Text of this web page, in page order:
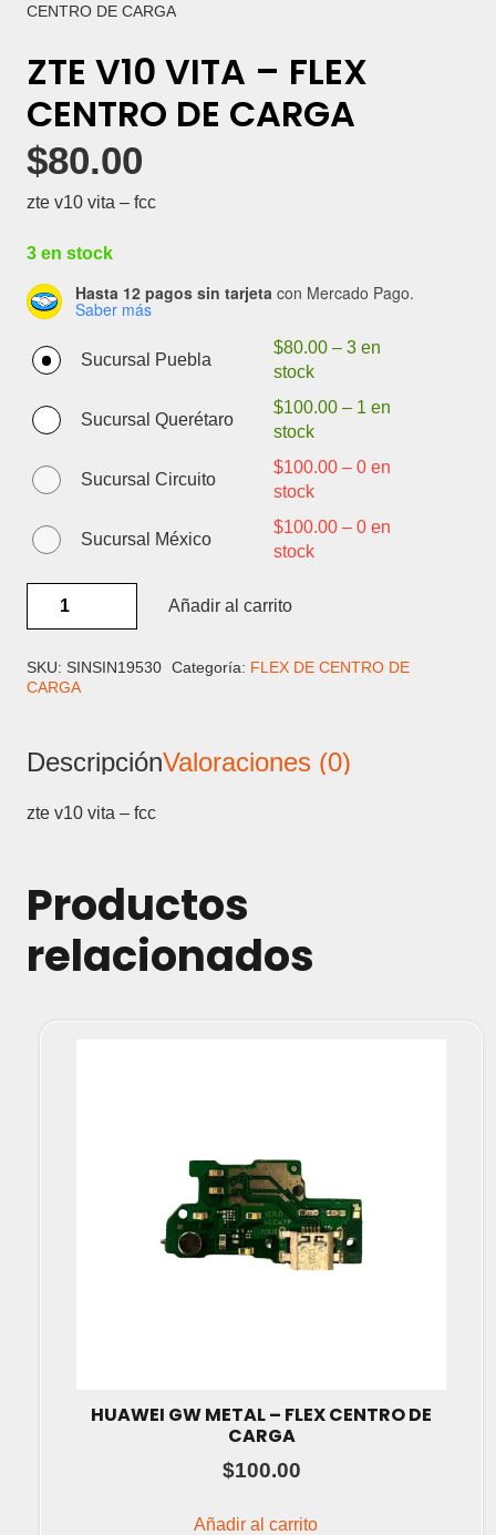
CENTRO DE CARGA
ZTE V10 VITA – FLEX
CENTRO DE CARGA
$80.00
zte v10 vita – fcc
3 en stock
Hasta 12 pagos sin tarjeta con Mercado Pago.
Saber más
Sucursal Puebla
$80.00– 3 en
stock
Sucursal Querétaro
$100.00– 1 en
stock
Sucursal Circuito
$100.00– 0 en
stock
Sucursal México
$100.00– 0 en
stock
-
FLEX
CARGA
Añadir al carrito
SKU: SINSIN19530 Categoría: FLEX DE CENTRO DE
CARGA
DescripciónValoraciones (0)
zte v10 vita – fcc
Productos
relacionados
HUAWEI GW METAL – FLEX CENTRO DE
CARGA
$100.00
Añadir al carrito